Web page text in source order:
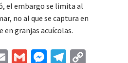
el embargo se limita al
no al que se captura en
en granjas acuícolas.
E
G
M Te